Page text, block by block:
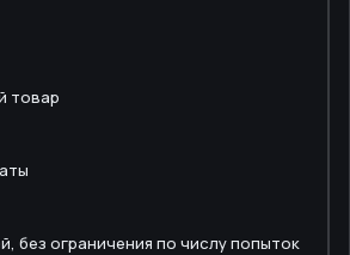
товар
без ограничения по числу попыток